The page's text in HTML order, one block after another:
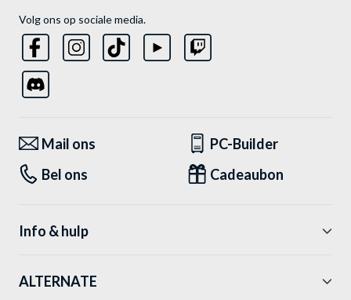
Volg ons op sociale media.
Mail ons
PC-Builder
Bel ons
Cadeaubon
Info & hulp
ALTERNATE